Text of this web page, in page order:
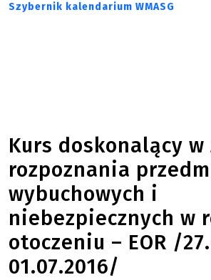
Szybernik kalendarium WMASG
Kurs doskonalący
rozpoznania
wybuchowych i
niebezpiecznych w
otoczeniu – EOR /
01.07.2016/